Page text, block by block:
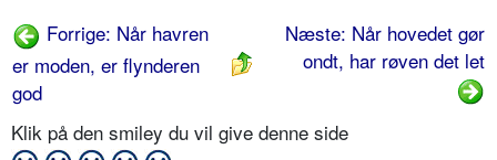
Forrige: Når havren
er moden, er flynderen
god
Næste: Når hovedet gør
ondt, har røven det let
Klik på den smiley du vil give denne side